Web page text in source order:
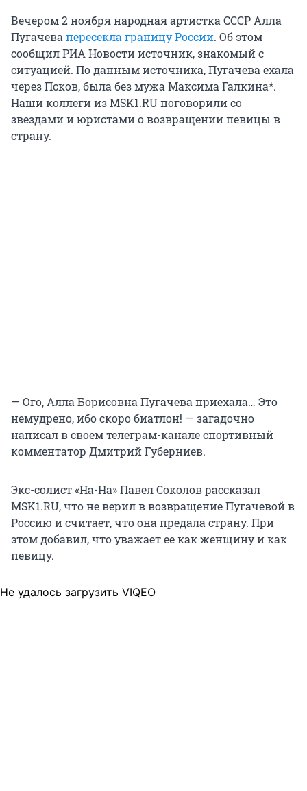
Вечером 2 ноября народная артистка СССР Алла
Пугачевапересекла границу России. Об этом
сообщил РИА Новости источник, знакомый с
ситуацией. По данным источника, Пугачева ехала
через Псков, была без мужа Максима Галкина*.
Наши коллеги из MSK1.RU поговорили со
звездами и юристами о возвращении певицы в
страну.
— Ого, Алла Борисовна Пугачева приехала… Это
немудрено, ибо скоро биатлон! — загадочно
написал в своем телеграм-канале спортивный
комментатор Дмитрий Губерниев.
Экс-солист «На-На» Павел Соколов рассказал
MSK1.RU, что не верил в возвращение Пугачевой в
Россию и считает, что она предала страну. При
этом добавил, что уважает ее как женщину и как
певицу.
Не удалось загрузить VIQEO